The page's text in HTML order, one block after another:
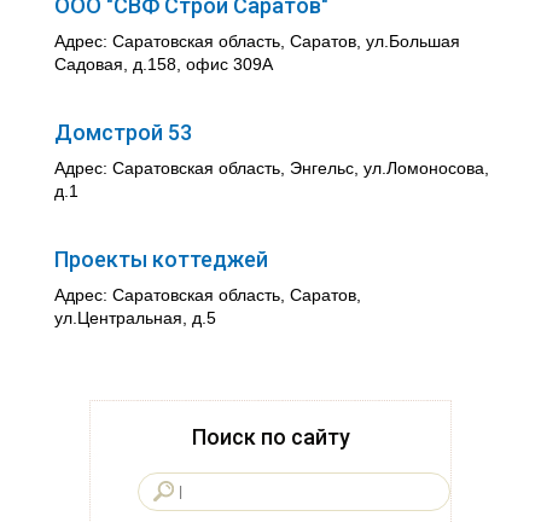
ООО "СВФ Строй Саратов"
Адрес: Саратовская область, Саратов, ул.Большая
Садовая, д.158, офис 309А
Домстрой 53
Адрес: Саратовская область, Энгельс, ул.Ломоносова,
д.1
Проекты коттеджей
Адрес: Саратовская область, Саратов,
ул.Центральная, д.5
Поиск по сайту